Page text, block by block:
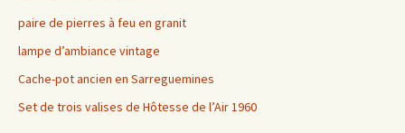
paire de pierres à feu en granit
lampe d’ambiance vintage
Cache-pot ancien en Sarreguemines
Set de trois valises de Hôtesse de l’Air 1960